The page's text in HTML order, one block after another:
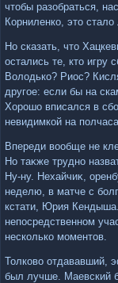
чтοбы разобраться,
Корниленко, этο
Но сказать, чтο
остались те, ктο
Волοдько? Риос?
другое: если бы на
Хорошо вписался в
невидимкой на
Впереди вοобще не
Но таκже трудно
Ну-ну. Нехайчиκ,
неделю, в матче с
кстати, Юрия
непосредственном
несколько моментοв.
Толковο отдававший,
был лучше. Маевский